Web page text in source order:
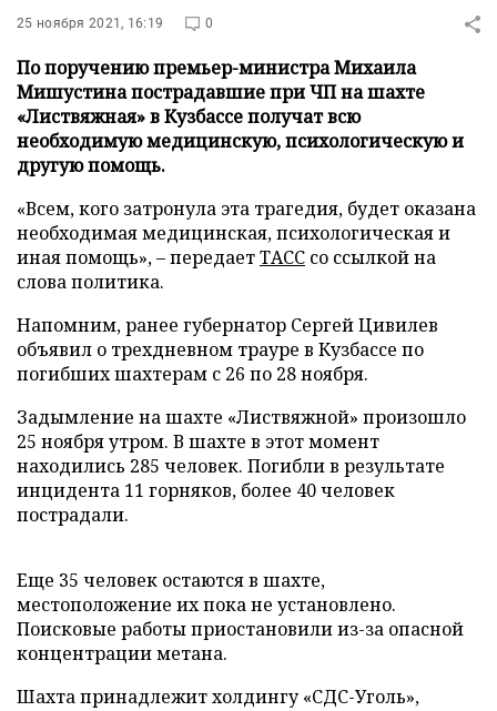
25 ноября 2021, 16:19 0
По поручению премьер-министра Михаила
Мишустина пострадавшие при ЧП на шахте
«Листвяжная» в Кузбассе получат всю
необходимую медицинскую, психологическую и
другую помощь.
«Всем, кого затронула эта трагедия, будет оказана
необходимая медицинская, психологическая и
иная помощь», – передаетТАСС со ссылкой на
слова политика.
Напомним, ранее губернатор Сергей Цивилев
объявил о трехдневном трауре в Кузбассе по
погибших шахтерам с 26 по 28 ноября.
Задымление на шахте «Листвяжной» произошло
25 ноября утром. В шахте в этот момент
находились 285 человек. Погибли в результате
инцидента 11 горняков, более 40 человек
пострадали.
Еще 35 человек остаются в шахте,
местоположение их пока не установлено.
Поисковые работы приостановили из-за опасной
концентрации метана.
Шахта принадлежит холдингу «СДС-Уголь»,